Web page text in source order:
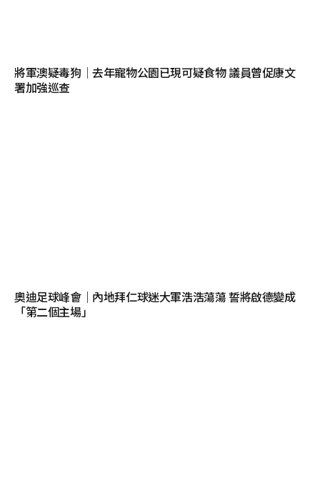
將軍澳疑毒狗│去年寵物公園已現可疑食物 議員曾促康文
署加強巡查
奧迪足球峰會｜內地拜仁球迷大軍浩浩蕩蕩 誓將啟德變成
「第二個主場」